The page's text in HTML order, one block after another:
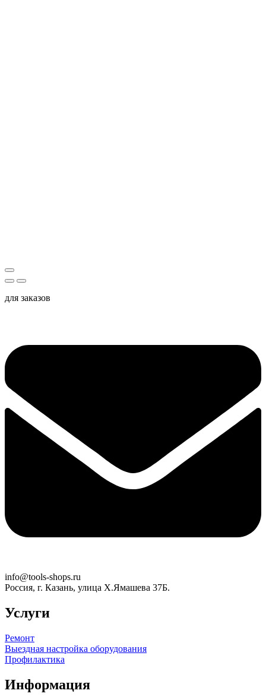
для заказов
info@tools-shops.ru
Россия, г. Казань, улица Х.Ямашева 37Б.
Услуги
Ремонт
Выездная настройка оборудования
Профилактика
Информация